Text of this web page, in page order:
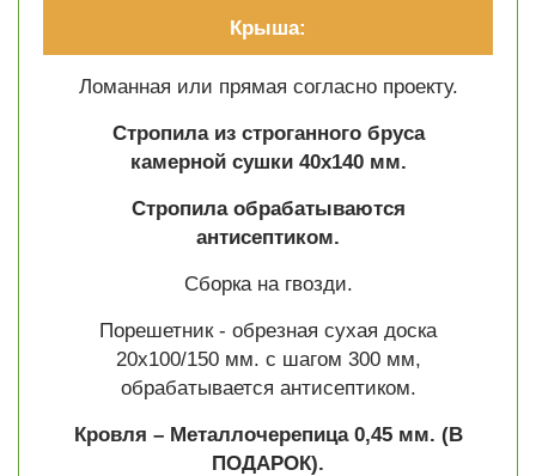
Крыша:
Ломанная или прямая согласно проекту.
Стропила из строганного бруса
камерной сушки 40х140 мм.
Стропила обрабатываются
антисептиком.
Сборка на гвозди.
Порешетник - обрезная сухая доска
20х100/150 мм. с шагом 300 мм,
обрабатывается антисептиком.
Кровля – Металлочерепица 0,45 мм. (В
ПОДАРОК).